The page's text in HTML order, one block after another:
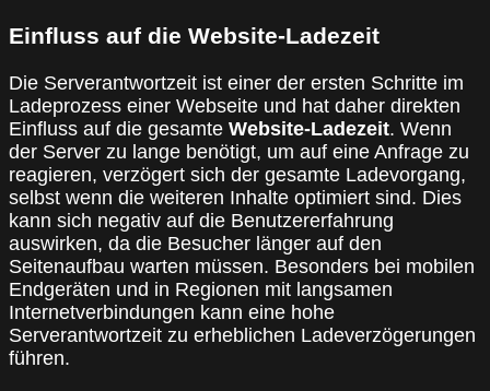
Einfluss auf die Website-Ladezeit
Die Serverantwortzeit ist einer der ersten Schritte im
Ladeprozess einer Webseite und hat daher direkten
Einfluss auf die gesamte Website-Ladezeit. Wenn
der Server zu lange benötigt, um auf eine Anfrage zu
reagieren, verzögert sich der gesamte Ladevorgang,
selbst wenn die weiteren Inhalte optimiert sind. Dies
kann sich negativ auf die Benutzererfahrung
auswirken, da die Besucher länger auf den
Seitenaufbau warten müssen. Besonders bei mobilen
Endgeräten und in Regionen mit langsamen
Internetverbindungen kann eine hohe
Serverantwortzeit zu erheblichen Ladeverzögerungen
führen.